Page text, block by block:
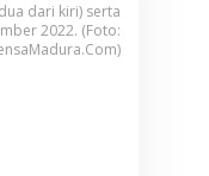
dari kiri) serta
2022. (Foto: